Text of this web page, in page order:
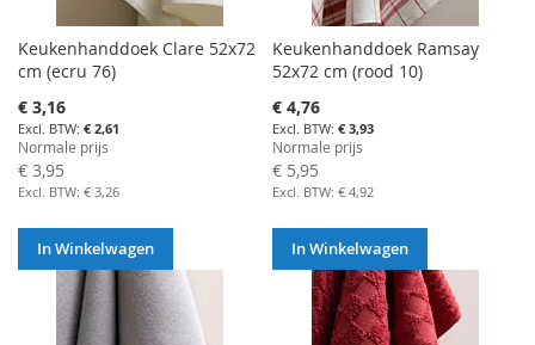
Keukenhanddoek Clare 52x72
cm (ecru 76)
Aanbiedingsprijs
€ 3,16
€ 2,61
Normale prijs
€ 3,95
€ 3,26
In Winkelwagen
Keukenhanddoek Ramsay
52x72 cm (rood 10)
Aanbiedingsprijs
€ 4,76
€ 3,93
Normale prijs
€ 5,95
€ 4,92
In Winkelwagen